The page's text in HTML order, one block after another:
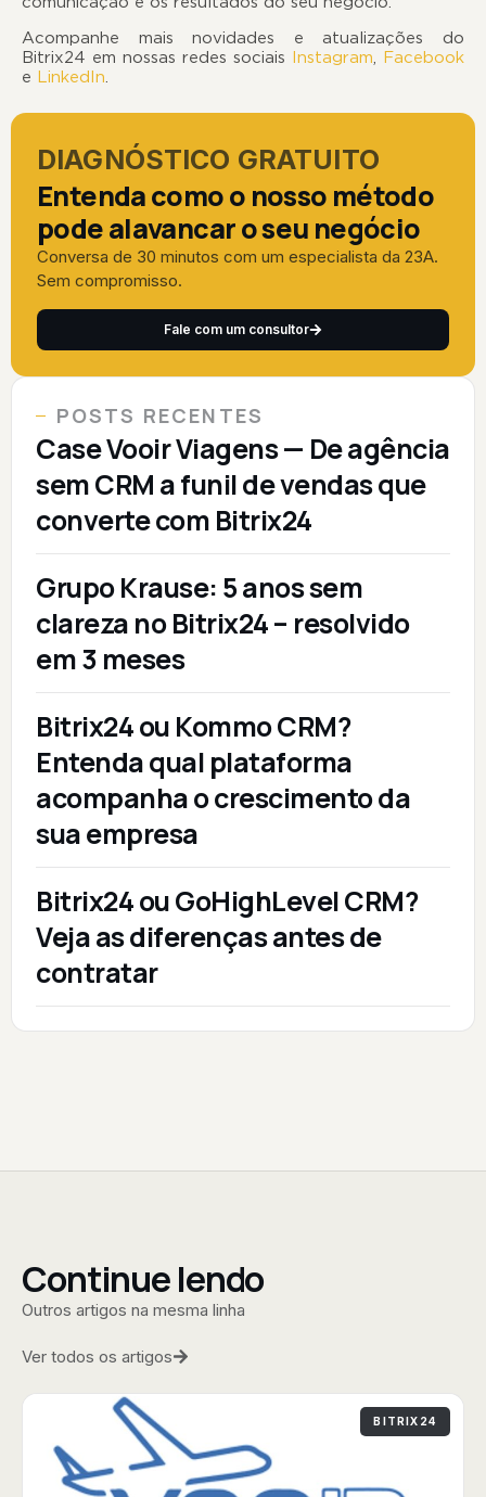
Acompanhe mais novidades e atualizações do
Bitrix24 em nossas redes sociais Instagram, Facebook
e LinkedIn.
DIAGNÓSTICO GRATUITO
Entenda como o nosso método
pode alavancar o seu negócio
Conversa de 30 minutos com um especialista da 23A.
Sem compromisso.
Fale com um consultor
POSTS RECENTES
Case Vooir Viagens — De agência
sem CRM a funil de vendas que
converte com Bitrix24
Grupo Krause: 5 anos sem
clareza no Bitrix24 – resolvido
em 3 meses
Bitrix24 ou Kommo CRM?
Entenda qual plataforma
acompanha o crescimento da
sua empresa
Bitrix24 ou GoHighLevel CRM?
Veja as diferenças antes de
contratar
Continue lendo
Outros artigos na mesma linha
Ver todos os artigos
BITRIX24